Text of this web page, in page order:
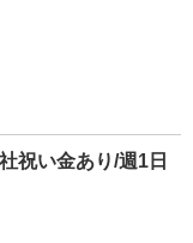
祝い金あり/週1日